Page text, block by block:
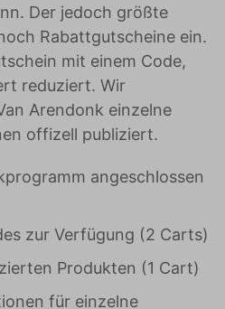
Der jedoch größte
Rabattgutscheine ein.
mit einem Code,
reduziert. Wir
Arendonk einzelne
offizell publiziert.
angeschlossen
zur Verfügung (2 Carts)
Produkten (1 Cart)
für einzelne